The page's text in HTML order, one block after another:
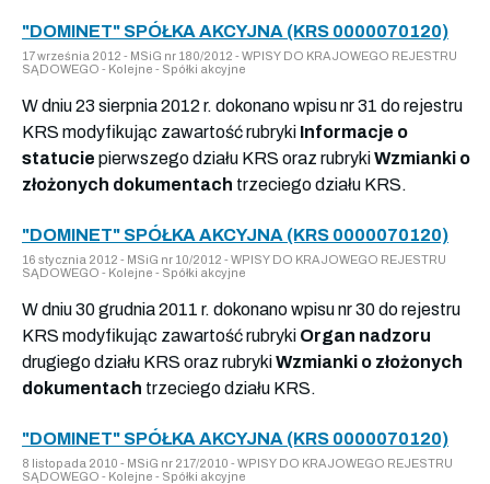
"DOMINET" SPÓŁKA AKCYJNA (KRS 0000070120)
17 września 2012 - MSiG nr 180/2012 - WPISY DO KRAJOWEGO REJESTRU
SĄDOWEGO - Kolejne - Spółki akcyjne
W dniu 23 sierpnia 2012 r. dokonano wpisu nr 31 do rejestru
KRS modyfikując zawartość rubryki Informacje o
statucie pierwszego działu KRS oraz rubrykiWzmianki o
złożonych dokumentach trzeciego działu KRS.
"DOMINET" SPÓŁKA AKCYJNA (KRS 0000070120)
16 stycznia 2012 - MSiG nr 10/2012 - WPISY DO KRAJOWEGO REJESTRU
SĄDOWEGO - Kolejne - Spółki akcyjne
W dniu 30 grudnia 2011 r. dokonano wpisu nr 30 do rejestru
KRS modyfikując zawartość rubryki Organ nadzoru
drugiego działu KRS oraz rubrykiWzmianki o złożonych
dokumentach trzeciego działu KRS.
"DOMINET" SPÓŁKA AKCYJNA (KRS 0000070120)
8 listopada 2010 - MSiG nr 217/2010 - WPISY DO KRAJOWEGO REJESTRU
SĄDOWEGO - Kolejne - Spółki akcyjne